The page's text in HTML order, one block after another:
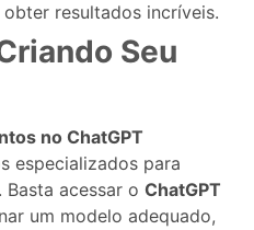
obter resultados incríveis.
Seu
no ChatGPT
especializados para
acessar o ChatGPT
um modelo adequado,